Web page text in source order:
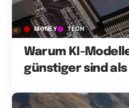
MONEY TECH
Warum KI-
günstiger sind als